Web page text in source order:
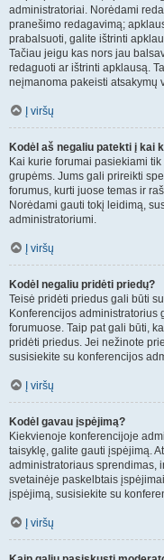
administratoriai. Norėdami
pranešimo redagavimą;
prabalsuoti, galite ištrinti
Tačiau jeigu kas nors jau
redaguoti ar ištrinti apklausą.
neįmanoma pakeisti atsakymų
Į viršų
Kodėl aš negaliu patekti į kai
Kai kurie forumai pasiekiami
grupėms. Jums gali prireikti
forumus, kurti juose temas ir
Norėdami gauti tokį leidimą,
administratoriumi.
Į viršų
Kodėl negaliu pridėti priedų?
Teisė pridėti priedus gali būti
Konferencijos administratorius
forumuose. Taip pat gali būti,
pridėti priedus. Jei nežinote
susisiekite su konferencijos
Į viršų
Kodėl gavau įspėjimą?
Kiekvienoje konferencijoje
taisyklę, galite gauti įspėjimą.
administratoriaus sprendimas,
svetainėje paskelbtais
įspėjimą, susisiekite su
Į viršų